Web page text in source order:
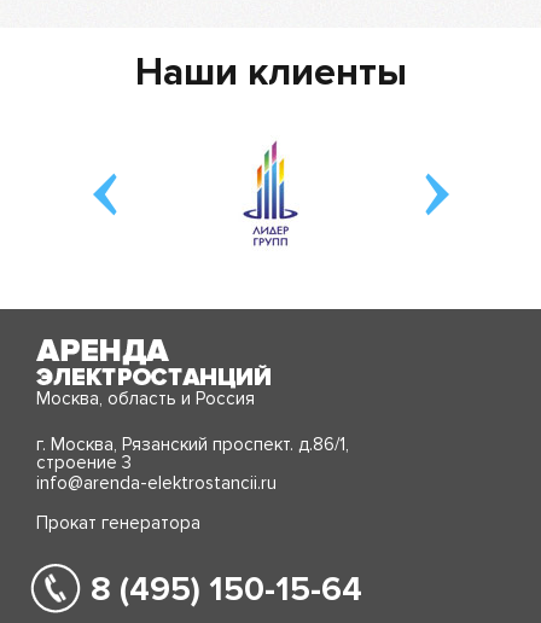
Наши клиенты
Москва, область и Россия
г. Москва, Рязанский проспект. д.86/1,
строение 3
info@arenda-elektrostancii.ru
Прокат генератора
8 (495) 150-15-64